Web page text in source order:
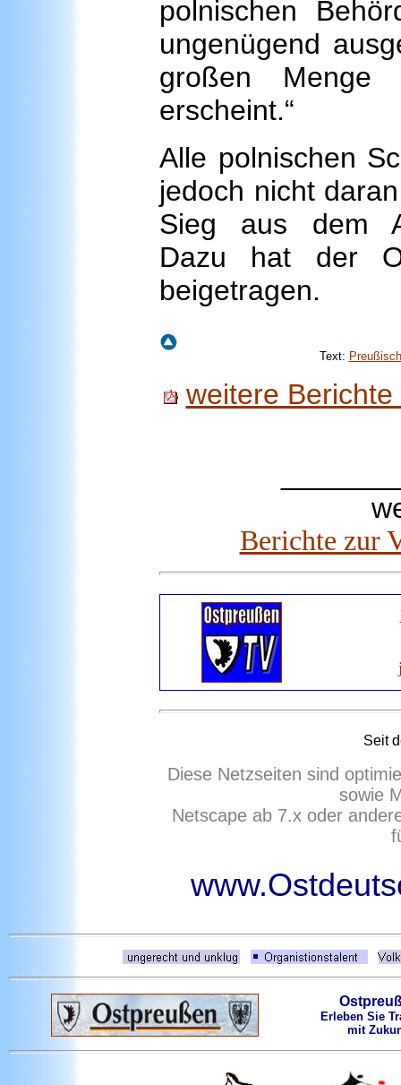
polnischen
ungenügend
großen Menge
erscheint.“
Alle polnischen
jedoch nicht
Sieg aus dem
Dazu hat der
beigetragen.
Text:
weitere
Berichte zur
Seit
Diese Netzseiten sind
sowie
Netscape ab 7.x oder
Erleben Sie
mit